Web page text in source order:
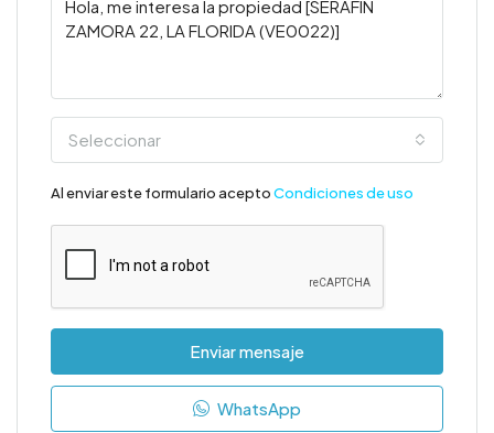
Seleccionar
Al enviar este formulario aceptoCondiciones de uso
Enviar mensaje
WhatsApp